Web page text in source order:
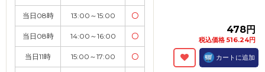
当日08時 13:00～15:00 〇
当日08時 14:00～16:00 〇
当日11時 15:00～17:00 〇
478円
税込価格 516.24円
カートに追加